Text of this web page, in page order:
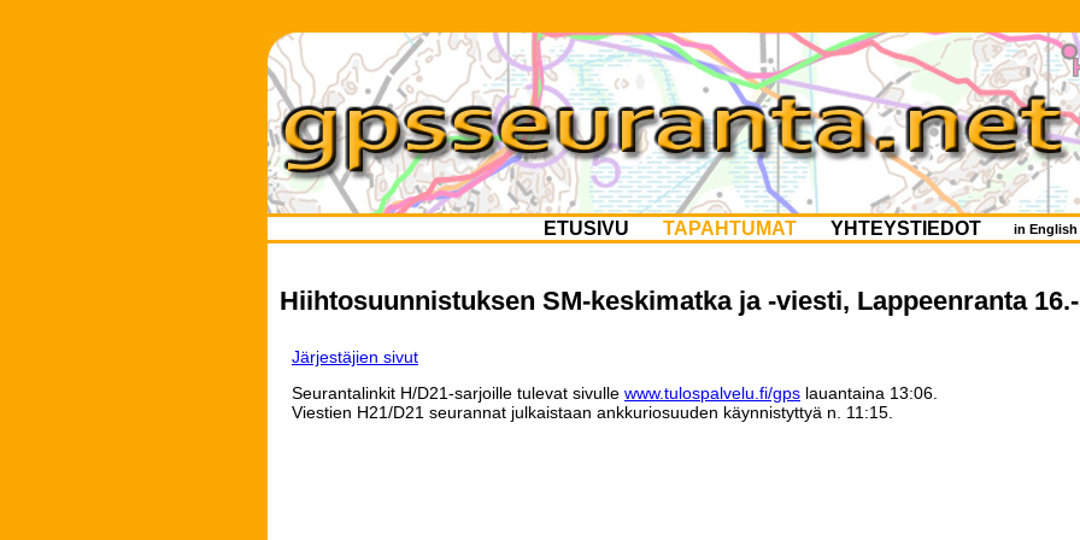
ETUSIVU TAPAHTUMAT YHTEYSTIEDOT in English
Hiihtosuunnistuksen SM-keskimatka ja -viesti, Lappeenranta 16.-
Järjestäjien sivut
Seurantalinkit H/D21-sarjoille tulevat sivulle www.tulospalvelu.fi/gps lauantaina 13:06.
Viestien H21/D21 seurannat julkaistaan ankkuriosuuden käynnistyttyä n. 11:15.